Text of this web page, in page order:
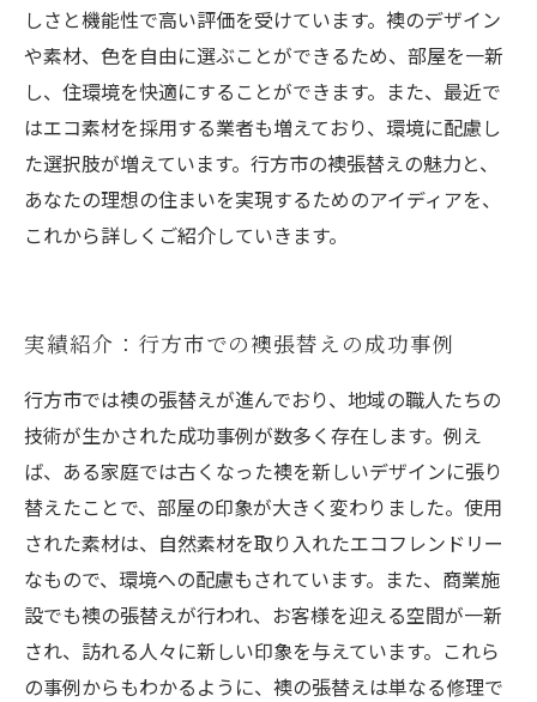
しさと機能性で高い評価を受けています。襖のデザイン
や素材、色を自由に選ぶことができるため、部屋を一新
し、住環境を快適にすることができます。また、最近で
はエコ素材を採用する業者も増えており、環境に配慮し
た選択肢が増えています。行方市の襖張替えの魅力と、
あなたの理想の住まいを実現するためのアイディアを、
これから詳しくご紹介していきます。
実績紹介：行方市での襖張替えの成功事例
行方市では襖の張替えが進んでおり、地域の職人たちの
技術が生かされた成功事例が数多く存在します。例え
ば、ある家庭では古くなった襖を新しいデザインに張り
替えたことで、部屋の印象が大きく変わりました。使用
された素材は、自然素材を取り入れたエコフレンドリー
なもので、環境への配慮もされています。また、商業施
設でも襖の張替えが行われ、お客様を迎える空間が一新
され、訪れる人々に新しい印象を与えています。これら
の事例からもわかるように、襖の張替えは単なる修理で